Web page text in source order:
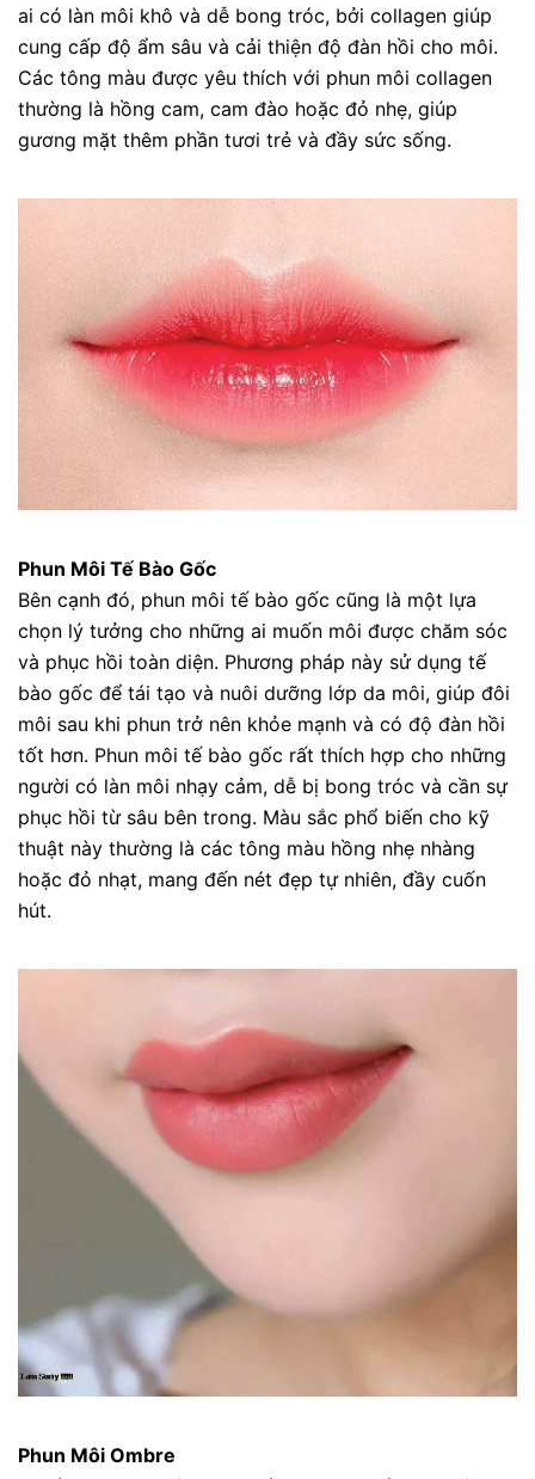
ai có làn môi khô và dễ bong tróc, bởi collagen giúp
cung cấp độ ẩm sâu và cải thiện độ đàn hồi cho môi.
Các tông màu được yêu thích với phun môi collagen
thường là hồng cam, cam đào hoặc đỏ nhẹ, giúp
gương mặt thêm phần tươi trẻ và đầy sức sống.
Phun Môi Tế Bào Gốc
Bên cạnh đó, phun môi tế bào gốc cũng là một lựa
chọn lý tưởng cho những ai muốn môi được chăm sóc
và phục hồi toàn diện. Phương pháp này sử dụng tế
bào gốc để tái tạo và nuôi dưỡng lớp da môi, giúp đôi
môi sau khi phun trở nên khỏe mạnh và có độ đàn hồi
tốt hơn. Phun môi tế bào gốc rất thích hợp cho những
người có làn môi nhạy cảm, dễ bị bong tróc và cần sự
phục hồi từ sâu bên trong. Màu sắc phổ biến cho kỹ
thuật này thường là các tông màu hồng nhẹ nhàng
hoặc đỏ nhạt, mang đến nét đẹp tự nhiên, đầy cuốn
hút.
Phun Môi Ombre